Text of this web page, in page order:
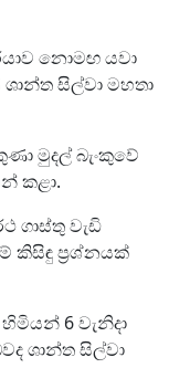
නොමඟ යවා
සිල්වා මහතා
මුදල් බැංකුවේ
කළා.
ගාස්තු වැඩි
කිසිඳු ප්‍රශ්නයක්
6 වැනිදා
ශාන්ත සිල්වා